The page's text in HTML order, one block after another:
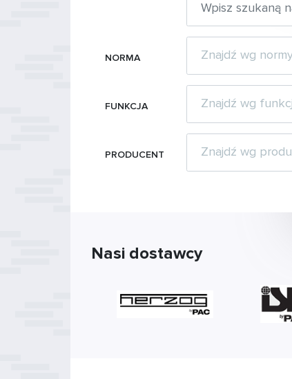
NORMA
FUNKCJA
PRODUCENT
Nasi dostawcy